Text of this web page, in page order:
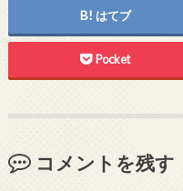
はてブ
Pocket
コメントを残す